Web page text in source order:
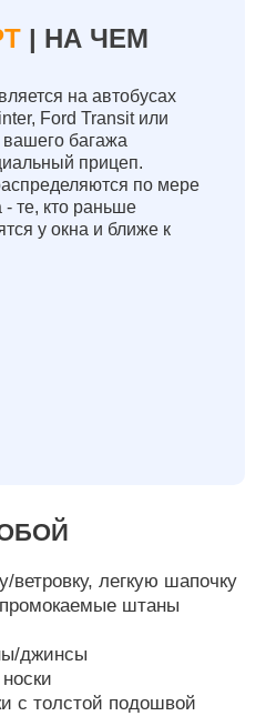
| НА ЧЕМ
на автобусах
Ford Transit или
багажа
прицеп.
по мере
те, кто раньше
у окна и ближе к
ветровку, легкую шапочку
штаны
джинсы
с толстой подошвой